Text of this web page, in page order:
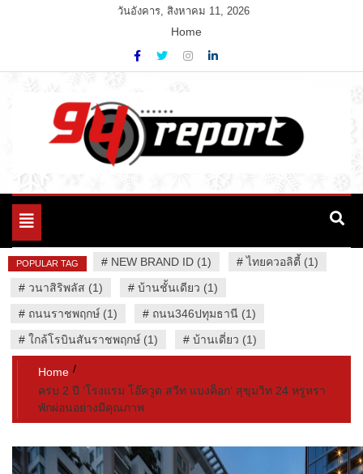
วันอังคาร, สิงหาคม 11, 2026
Home
94 Report.com
Variety News
Toggle
POPULAR TAG # NEW BRAND ID (1) #ไทยควอลิตี้ (1)
# วนาสิริพลัส (1) # บ้านชั้นเดียว (1)
# ถนนราชพฤกษ์ (1) # ถนน346ปทุมธานี (1)
# ใกล้โรบินสันราชพฤกษ์ (1) # บ้านเดี่ยว (1)
Home
ครบ 2 ปี ‘โรงแรม โอ๊ควูด สวีท แบงค็อก’ สุขุมวิท 24 หรูหรา
พักผ่อนอย่างมีคุณภาพ